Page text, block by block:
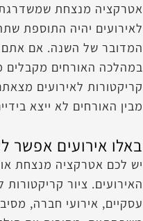
אטרקציה מנצחת שמשדרגת
לאירועים יהיה התוספת
המדובר של השנה. אם אתם
במהלכה האורחים מקבלים
קריקטורות לאירועים
מבין האורחים לא ייצא
באלו אירועים
יש לכם אטרקציה מנצחת
האירועים. ציור
עסקיים, אירועי חברה,